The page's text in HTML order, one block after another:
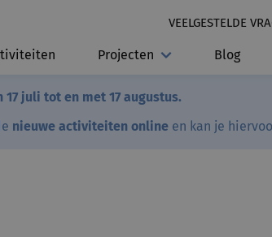
VEELGESTELDE
Projecten Blog
juli tot en met 17 augustus.
nieuwe activiteiten online en kan je